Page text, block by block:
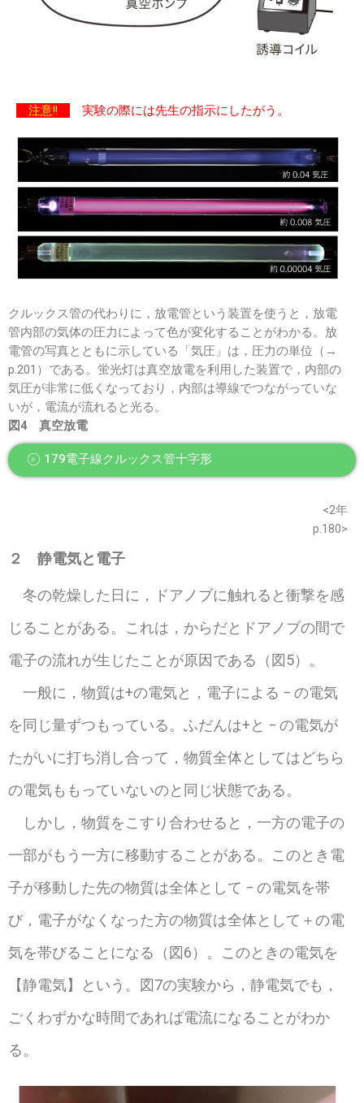
注意!! 実験の際には先生の指示にしたがう。
クルックス管の代わりに，放電管という装置を使うと，放電
管内部の気体の圧力によって色が変化することがわかる。放
電管の写真とともに示している「気圧」は，圧力の単位（→
p.201）である。蛍光灯は真空放電を利用した装置で，内部の
気圧が非常に低くなっており，内部は導線でつながっていな
いが，電流が流れると光る。
図4 真空放電
179電子線クルックス管十字形
<2年
p.180>
２ 静電気と電子
冬の乾燥した日に，ドアノブに触れると衝撃を感
じることがある。これは，からだとドアノブの間で
電子の流れが生じたことが原因である（図5）。
一般に，物質は+の電気と，電子による − の電気
を同じ量ずつもっている。ふだんは+と − の電気が
たがいに打ち消し合って，物質全体としてはどちら
の電気ももっていないのと同じ状態である。
しかし，物質をこすり合わせると，一方の電子の
一部がもう一方に移動することがある。このとき電
子が移動した先の物質は全体として − の電気を帯
び，電子がなくなった方の物質は全体として＋の電
気を帯びることになる（図6）。このときの電気を
【静電気】という。図7の実験から，静電気でも，
ごくわずかな時間であれば電流になることがわか
る。